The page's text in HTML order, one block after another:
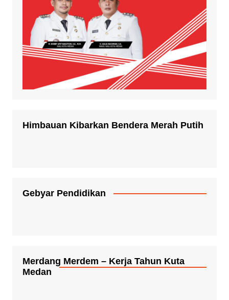
Himbauan Kibarkan Bendera Merah Putih
Gebyar Pendidikan
Merdang Merdem – Kerja Tahun Kuta
Medan